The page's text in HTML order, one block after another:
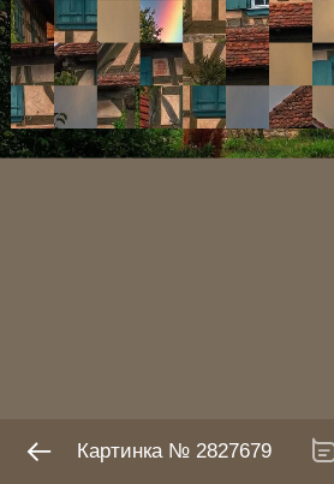
№ 2827679 1
Картинка № 2827679